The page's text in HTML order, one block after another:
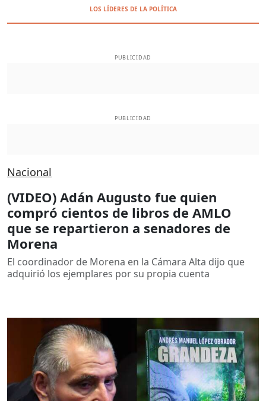
LOS LÍDERES DE LA POLÍTICA
PUBLICIDAD
PUBLICIDAD
Nacional
(VIDEO) Adán Augusto fue quien
compró cientos de libros de AMLO
que se repartieron a senadores de
Morena
El coordinador de Morena en la Cámara Alta dijo que
adquirió los ejemplares por su propia cuenta